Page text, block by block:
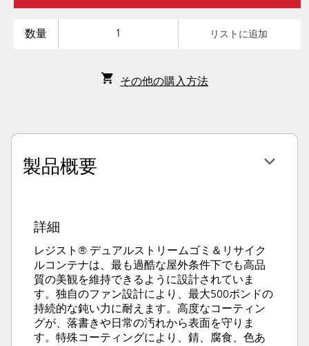
数量 リストに追加
その他の購入方法
製品概要
詳細
レジスト® デュアルストリームゴミ＆リサイク
ルコンテナは、最も過酷な屋外条件下でも高品
質の美観を維持できるように設計されていま
す。独自のファン設計により、最大500ポンドの
持続的な鈍い力に耐えます。高度なコーティン
グが、落書きや日常の汚れから表面を守りま
す。特殊コーティングにより、錆、腐食、色あ